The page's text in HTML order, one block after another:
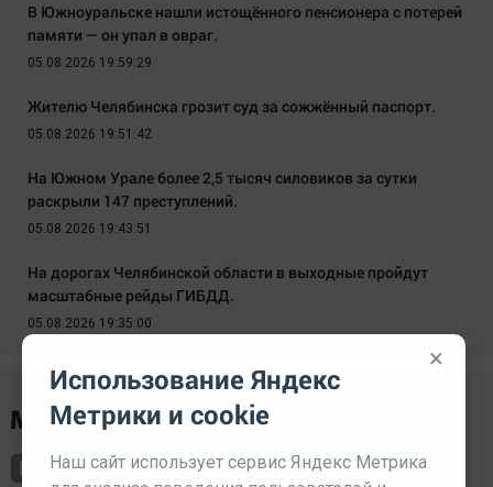
В Южноуральске нашли истощённого пенсионера с потерей
памяти — он упал в овраг.
05.08.2026 19:59:29
Жителю Челябинска грозит суд за сожжённый паспорт.
05.08.2026 19:51:42
На Южном Урале более 2,5 тысяч силовиков за сутки
раскрыли 147 преступлений.
05.08.2026 19:43:51
На дорогах Челябинской области в выходные пройдут
масштабные рейды ГИБДД.
05.08.2026 19:35:00
×
Использование Яндекс
Метрики и cookie
Наш сайт использует сервис Яндекс Метрика